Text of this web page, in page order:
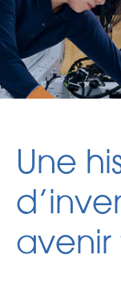
Une
avenir